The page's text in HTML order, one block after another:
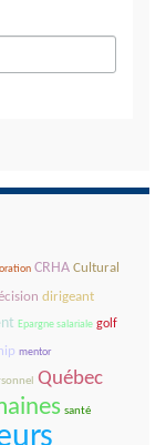
CRHA Cultural
dirigeant
Epargne salariale golf
mentor
Québec
santé